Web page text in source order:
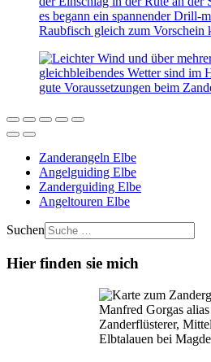
Zanderangeln Elbe
Angelguiding Elbe
Zanderguiding Elbe
Angeltouren Elbe
Suchen
Hier finden sie mich